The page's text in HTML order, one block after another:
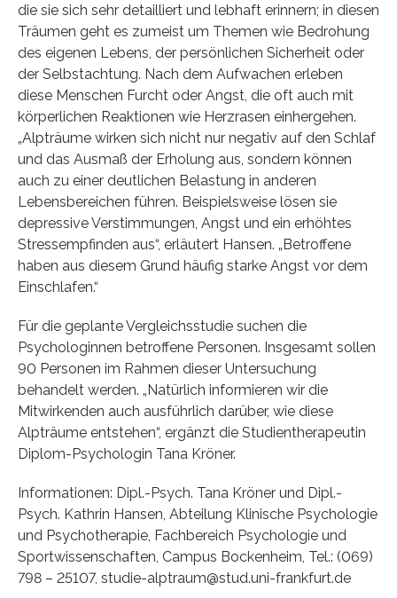
die sie sich sehr detailliert und lebhaft erinnern; in diesen
Träumen geht es zumeist um Themen wie Bedrohung
des eigenen Lebens, der persönlichen Sicherheit oder
der Selbstachtung. Nach dem Aufwachen erleben
diese Menschen Furcht oder Angst, die oft auch mit
körperlichen Reaktionen wie Herzrasen einhergehen.
„Alpträume wirken sich nicht nur negativ auf den Schlaf
und das Ausmaß der Erholung aus, sondern können
auch zu einer deutlichen Belastung in anderen
Lebensbereichen führen. Beispielsweise lösen sie
depressive Verstimmungen, Angst und ein erhöhtes
Stressempfinden aus“, erläutert Hansen. „Betroffene
haben aus diesem Grund häufig starke Angst vor dem
Einschlafen.“
Für die geplante Vergleichsstudie suchen die
Psychologinnen betroffene Personen. Insgesamt sollen
90 Personen im Rahmen dieser Untersuchung
behandelt werden. „Natürlich informieren wir die
Mitwirkenden auch ausführlich darüber, wie diese
Alpträume entstehen“, ergänzt die Studientherapeutin
Diplom-Psychologin Tana Kröner.
Informationen: Dipl.-Psych. Tana Kröner und Dipl.-
Psych. Kathrin Hansen, Abteilung Klinische Psychologie
und Psychotherapie, Fachbereich Psychologie und
Sportwissenschaften, Campus Bockenheim, Tel.: (069)
798 – 25107, studie-alptraum@stud.uni-frankfurt.de